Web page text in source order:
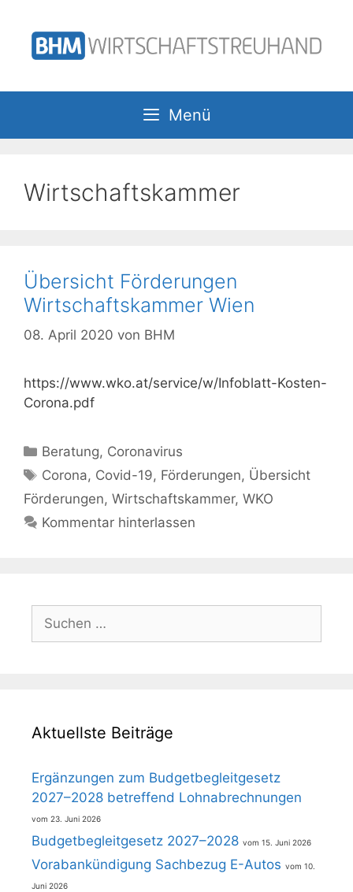
Inhalt
springen
Menü
Wirtschaftskammer
Übersicht Förderungen
Wirtschaftskammer Wien
08. April 2020 von BHM
https://www.wko.at/service/w/Infoblatt-Kosten-
Corona.pdf
Kategorien
Beratung, Coronavirus
Schlagwörter
Corona, Covid-19, Förderungen, Übersicht
Förderungen, Wirtschaftskammer, WKO
Kommentar hinterlassen
Suchen
nach:
Aktuellste Beiträge
Ergänzungen zum Budgetbegleitgesetz
2027–2028 betreffend Lohnabrechnungen
23. Juni 2026
Budgetbegleitgesetz 2027–2028 15. Juni 2026
Vorabankündigung Sachbezug E-Autos 10.
Juni 2026